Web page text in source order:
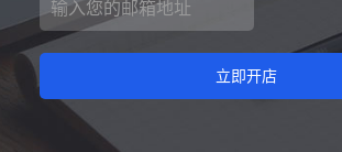
立即开店